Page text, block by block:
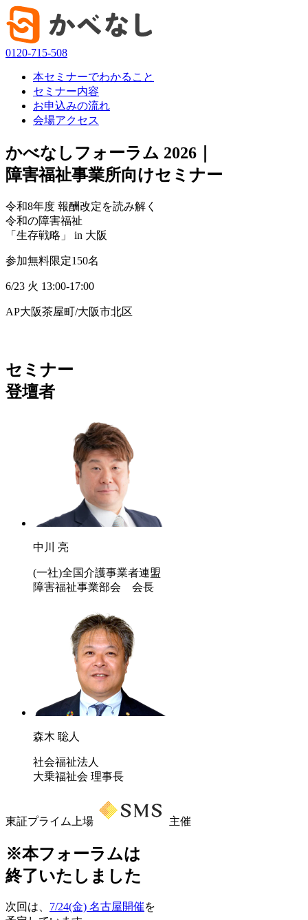
0120-715-508
本セミナーでわかること
セミナー内容
お申込みの流れ
会場アクセス
かべなしフォーラム 2026
障害福祉事業所向けセミナー
令和8年度 報酬改定を読み解く
令和の障害福祉
「生存戦略」
in 大阪
参加無料限定150名
6/23 火 13:00-17:00
AP大阪茶屋町/大阪市北区
セミナー
登壇者
中川 亮
(一社)全国介護事業者連盟
障害福祉事業部会 会長
森木 聡人
社会福祉法人
大乗福祉会 理事長
東証プライム上場 主催
※本フォーラムは
終了いたしました
次回は、 7/24(金) 名古屋開催を